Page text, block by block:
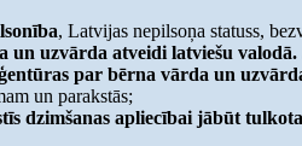
, Latvijas nepilsoņa statuss,
un uzvārda atveidi latviešu
par bērna vārda un
un parakstās;
dzimšanas apliecībai jābūt